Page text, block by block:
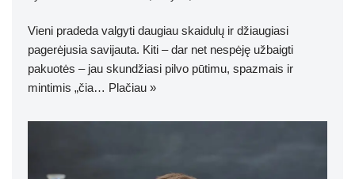
Vieni pradeda valgyti daugiau skaidulų ir džiaugiasi
pagerėjusia savijauta. Kiti – dar net nespėję užbaigti
pakuotės – jau skundžiasi pilvo pūtimu, spazmais ir
mintimis „čia… Plačiau »